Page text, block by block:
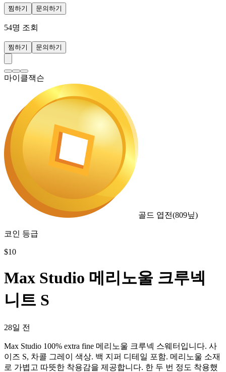
찜하기 문의하기
54명 조회
찜하기 문의하기
마이클잭슨
골드 엽전(809닢)
코인 등급
$10
Max Studio 메리노울 크루넥
니트 S
28일 전
Max Studio 100% extra fine 메리노울 크루넥 스웨터입니다. 사
이즈 S, 차콜 그레이 색상. 백 지퍼 디테일 포함. 메리노울 소재
로 가볍고 따뜻한 착용감을 제공합니다. 한 두 번 정도 착용했